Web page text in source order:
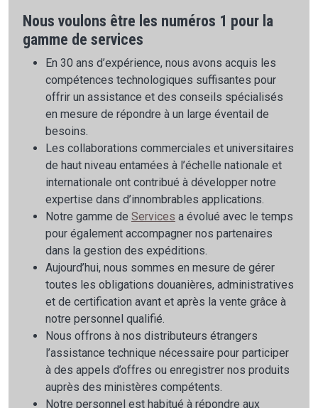
Nous voulons être les numéros 1 pour la
gamme de services
En 30 ans d’expérience, nous avons acquis les
compétences technologiques suffisantes pour
offrir un assistance et des conseils spécialisés
en mesure de répondre à un large éventail de
besoins.
Les collaborations commerciales et universitaires
de haut niveau entamées à l’échelle nationale et
internationale ont contribué à développer notre
expertise dans d’innombrables applications.
Notre gamme de Services a évolué avec le temps
pour également accompagner nos partenaires
dans la gestion des expéditions.
Aujourd’hui, nous sommes en mesure de gérer
toutes les obligations douanières, administratives
et de certification avant et après la vente grâce à
notre personnel qualifié.
Nous offrons à nos distributeurs étrangers
l’assistance technique nécessaire pour participer
à des appels d’offres ou enregistrer nos produits
auprès des ministères compétents.
Notre personnel est habitué à répondre aux